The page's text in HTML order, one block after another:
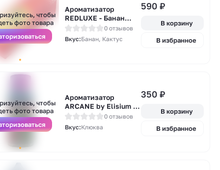
чтобы
фото товара
Ароматизатор
REDLUXE - Банан
Кактус 14мл0 отзывов
Вкус:Банан, Кактус
590 ₽
В корзину
В избранное
чтобы
фото товара
Ароматизатор
ARCANE by Elisium -
Сахарная Клюква
14мл
0 отзывов
Вкус:Клюква
350 ₽
В корзину
В избранное